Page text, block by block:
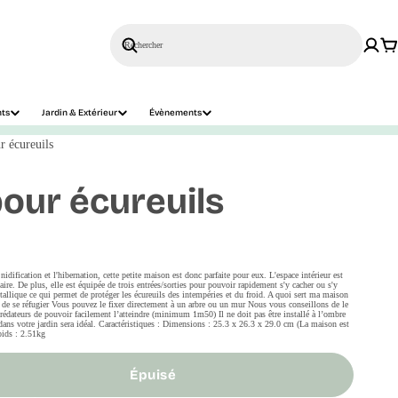
Jardin & Extérieur Évènements
Rechercher
écureuils
écureuils
et l'hibernation, cette petite maison est donc parfaite pour eux. L'espace intérieur est
De plus, elle est équipée de trois entrées/sorties pour pouvoir rapidement s'y cacher ou s'y
ce qui permet de protéger les écureuils des intempéries et du froid. A quoi sert ma maison
se réfugier Vous pouvez le fixer directement à un arbre ou un mur Nous vous conseillons de le
de pouvoir facilement l’atteindre (minimum 1m50) Il ne doit pas être installé à l’ombre
votre jardin sera idéal. Caractéristiques : Dimensions : 25.3 x 26.3 x 29.0 cm (La maison est
: 2.51kg
Épuisé